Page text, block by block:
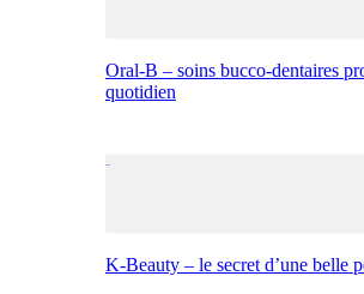
Oral-B – soins bucco-dentaires
quotidien
K-Beauty – le secret d’une belle